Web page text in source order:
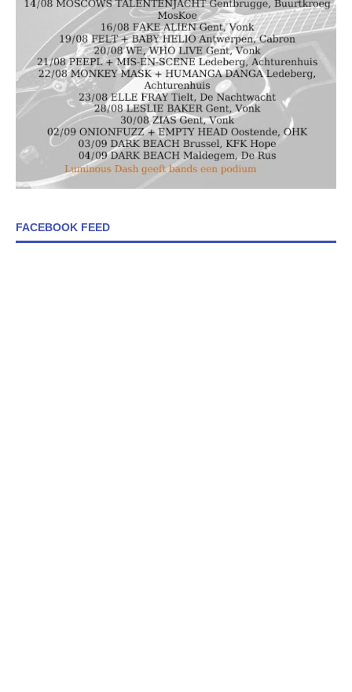
FACEBOOK FEED